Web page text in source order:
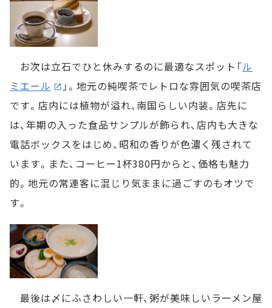
お次は立石でひと休みするのに最適なスポット「ル
ミエール
」。地元の純喫茶でレトロな雰囲気の喫茶店
です。店内には植物が溢れ、南国らしい内装。店先に
は、年期の入った食品サンプルが飾られ、店内も大きな
電話ボックスをはじめ、昭和の香りが色濃く残されて
います。また、コーヒー1杯380円からと、価格も魅力
的。地元の常連客に混じり気ままに過ごすのもオツで
す。
最後は〆にふさわしい一軒、粥が美味しいラーメン屋